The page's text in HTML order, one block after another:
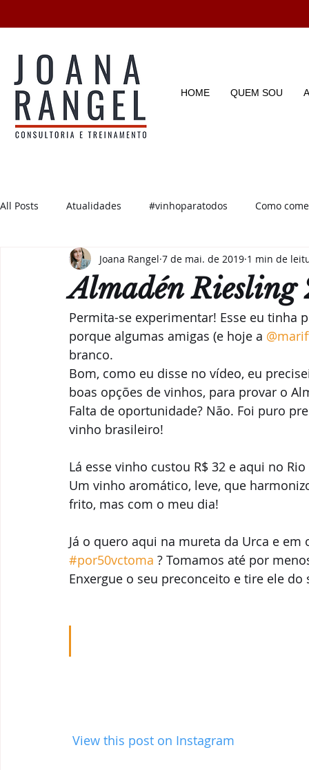
HOME QUEM SOU
All Posts Atualidades #vinhoparatodos Como
Degustações Enotícias Enoturismo Dicas e
Parcerias & Business Oi! Notas de "Bebelier"
Recomendações
Almadén Riesling
Joana Rangel 7 de mai. de 2019 1 min de
Permita-se experimentar! Esse eu
porque algumas amigas (e hoje a
branco.
Bom, como eu disse no vídeo, eu
boas opções de vinhos, para provar o
Falta de oportunidade? Não. Foi puro
vinho brasileiro!
Lá esse vinho custou R$ 32 e aqui no
Um vinho aromático, leve, que
frito, mas com o meu dia!
Já o quero aqui na mureta da Urca e
#por50vctoma ? Tomamos até por
Enxergue o seu preconceito e tire ele do
View this post on Instagram